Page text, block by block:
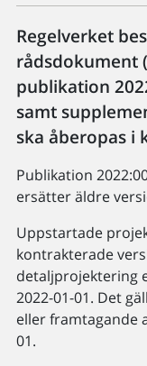
Regelverket
rådsdokument
publikation
samt
ska åberopas i
Publikation
ersätter äldre
Uppstartade
kontrakterade
detaljprojektering
2022-01-01. Det
eller framtagande
01.